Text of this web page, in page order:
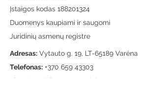
Įstaigos kodas 188201324
Duomenys kaupiami ir saugomi
Juridinių asmenų registre
Adresas: Vytauto g. 19, LT-65189 Varėna
Telefonas: +370 659 43303
El. paštas:
info@varenosvb.lt